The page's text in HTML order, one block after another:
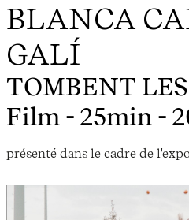
BLANCA
GALÍ
TOMBENT
Film - 25min -
présenté dans le cadre de